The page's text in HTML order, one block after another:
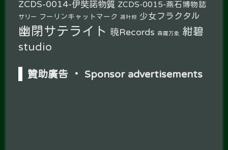
ZCDS-0014-伊奘諾物質 ZCDS-0015-燕石博物誌
サリー フーリンキャットマーク 凋叶棕 少女フラクタル
幽閉サテライト 暁Records 森羅万象
紺碧
studio
贊助廣告 ‧ Sponsor advertisements